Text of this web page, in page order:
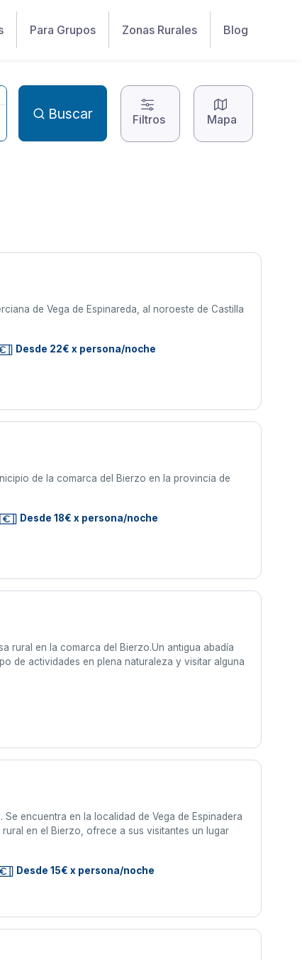
Para Grupos Zonas Rurales Blog
Buscar Filtros Mapa
de Vega de Espinareda, al noroeste de Castilla
Desde 22€ x persona/noche
de la comarca del Bierzo en la provincia de
Desde 18€ x persona/noche
rural en la comarca del Bierzo.Un antigua abadía
de actividades en plena naturaleza y visitar alguna
encuentra en la localidad de Vega de Espinadera
en el Bierzo, ofrece a sus visitantes un lugar
Desde 15€ x persona/noche